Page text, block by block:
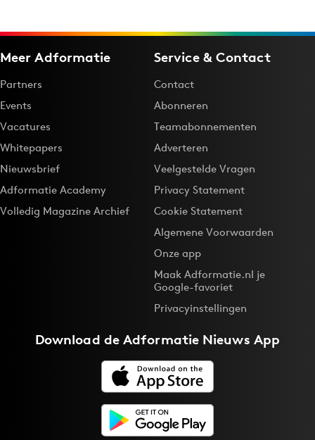
Meer Adformatie
Partners
Events
Vacatures
Whitepapers
Nieuwsbrief
Adformatie Academy
Volledig Magazine Archief
Service & Contact
Contact
Abonneren
Teamabonnementen
Adverteren
Veelgestelde Vragen
Privacy Statement
Cookie Statement
Algemene Voorwaarden
Onze app
Maak Adformatie.nl je
Google-favoriet
Privacyinstellingen
Download deAdformatie Nieuws App